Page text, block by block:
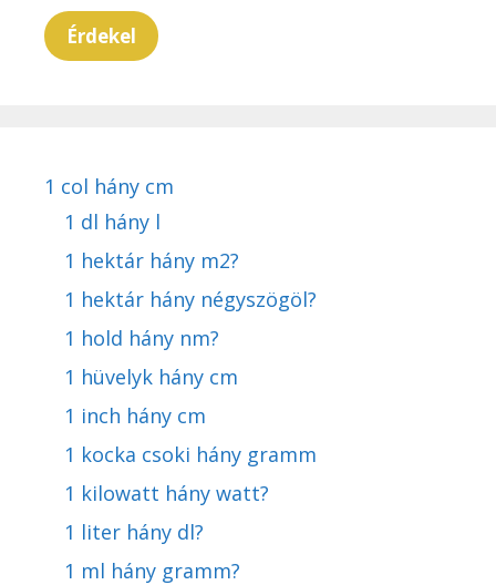
Érdekel
1 col hány cm
1 dl hány l
1 hektár hány m2?
1 hektár hány négyszögöl?
1 hold hány nm?
1 hüvelyk hány cm
1 inch hány cm
1 kocka csoki hány gramm
1 kilowatt hány watt?
1 liter hány dl?
1 ml hány gramm?